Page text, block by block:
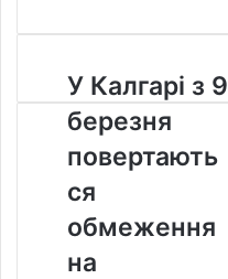
У
Калгарі
з
9
березня
повертаються
обмеження
на
використання
У Калгарі з 9
березня
повертають
ся
обмеження
на